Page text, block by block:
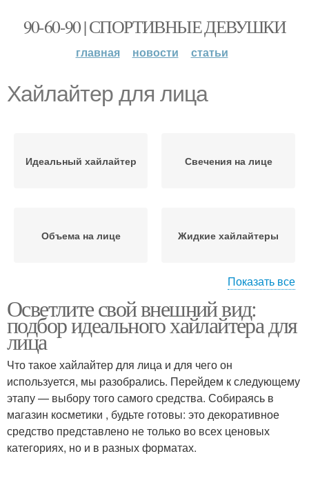
90-60-90 | СПОРТИВНЫЕ ДЕВУШКИ
главная новости статьи
Хайлайтер для лица
Идеальный хайлайтер Свечения на лице
Объема на лице Жидкие хайлайтеры
Хайлайтеры для лица Лица с помощью
Сухой хайлайтер Твердый хайлайтер
Показать все
Осветлите свой внешний вид:
подбор идеального хайлайтера для
лица
Что такое хайлайтер для лица и для чего он
используется, мы разобрались. Перейдем к следующему
этапу — выбору того самого средства. Собираясь в
магазин косметики , будьте готовы: это декоративное
средство представлено не только во всех ценовых
категориях, но и в разных форматах.